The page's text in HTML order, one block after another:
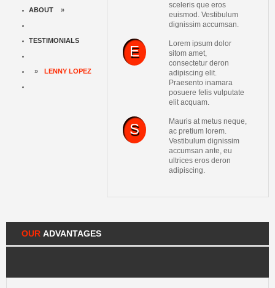
ABOUT »
TESTIMONIALS
» LENNY LOPEZ
sceleris que eros
euismod. Vestibulum
dignissim accumsan.
E
Lorem ipsum dolor
sitom amet,
consectetur deron
adipiscing elit.
Praesento inamara
posuere felis vulputate
elit acquam.
S
Mauris at metus neque,
ac pretium lorem.
Vestibulum dignissim
accumsan ante, eu
ultrices eros deron
adipiscing.
OUR ADVANTAGES